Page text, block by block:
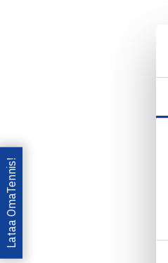
Lataa OmaTennis!